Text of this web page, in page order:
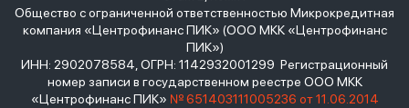
Общество с ограниченной ответственностью Микрокредитная
компания «Центрофинанс ПИК» (ООО МКК «Центрофинанс
ПИК»)
ИНН: 2902078584, ОГРН: 1142932001299 Регистрационный
номер записи в государственном реестре ООО МКК
«Центрофинанс ПИК» № 651403111005236 от 11.06.2014